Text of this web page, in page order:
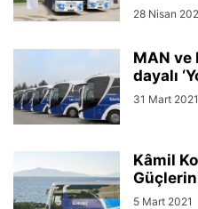
28 Nisan
MAN ve
dayalı
31 Mart 2021
Kâmil
5 Mart 2021